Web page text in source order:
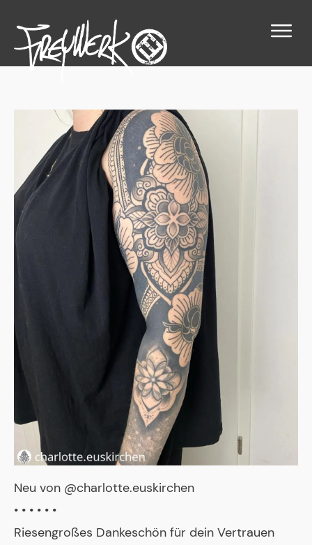
Neu von @charlotte.euskirchen
• • • • • •
Riesengroßes Dankeschön für dein Vertrauen